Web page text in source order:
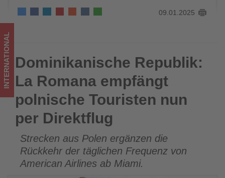
per
Direktflug
-
Wissen,
was
im
Tourismus
los
ist!
09.01.2025
Dominikanische Republik: La Romana empfängt polnische
Touristen nun per Direktflug
INTERNATIONAL Dominikanische Republik:
La Romana empfängt
polnische Touristen nun
per Direktflug
Strecken aus Polen ergänzen die
Rückkehr der täglichen Frequenz von
American Airlines ab Miami.